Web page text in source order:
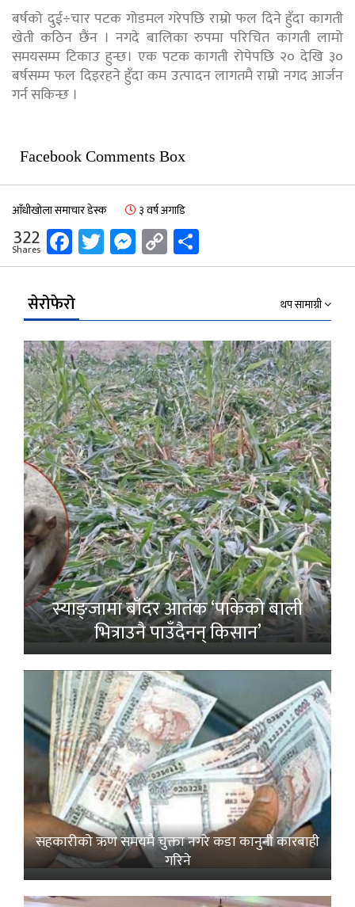
बर्षको दुई÷चार पटक गोडमल गरेपछि राम्रो फल दिने हुँदा कागती
खेती कठिन छैंन । नगदे बालिका रुपमा परिचित कागती लामो
समयसम्म टिकाउ हुन्छ। एक पटक कागती रोपेपछि २० देखि ३०
बर्षसम्म फल दिइरहने हुँदा कम उत्पादन लागतमै राम्रो नगद आर्जन
गर्न सकिन्छ ।
Facebook Comments Box
आँधीखोला समाचार डेस्क ३ वर्ष अगाडि
322
Shares Facebook
Twitter
Messenger
Copy
Link
सेरोफेरो थप सामाग्री
स्याङ्जामा बाँदर आतंक ‘पाकेको बाली
भित्राउनै पाउँदैनन् किसान’
सहकारीको ऋण समयमै चुक्ता नगरे कडा कानुनी कारबाही
गरिने